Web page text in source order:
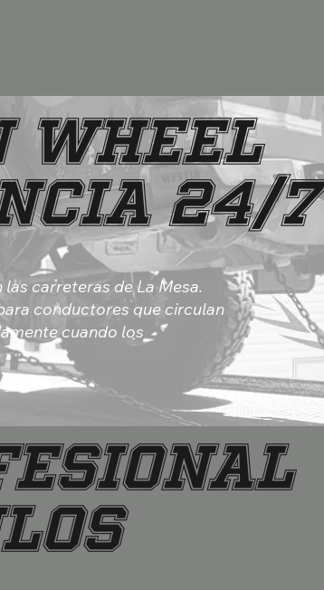
Wheel
24/7
carreteras de La Mesa.
conductores que circulan
cuando los